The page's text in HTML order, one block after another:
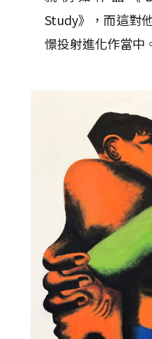
Study》，而這對
憬投射進化作當中